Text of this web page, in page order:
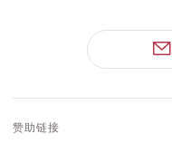
赞助链接